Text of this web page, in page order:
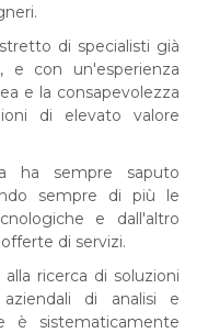
di specialisti già
e con un'esperienza
e la consapevolezza
di elevato valore
ha sempre saputo
sempre di più le
e dall'altro
di servizi.
ricerca di soluzioni
di analisi e
è sistematicamente